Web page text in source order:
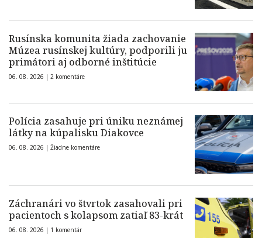
Rusínska komunita žiada zachovanie
Múzea rusínskej kultúry, podporili ju
primátori aj odborné inštitúcie
06. 08. 2026 | 2 komentáre
Polícia zasahuje pri úniku neznámej
látky na kúpalisku Diakovce
06. 08. 2026 | Žiadne komentáre
Záchranári vo štvrtok zasahovali pri
pacientoch s kolapsom zatiaľ 83-krát
06. 08. 2026 | 1 komentár